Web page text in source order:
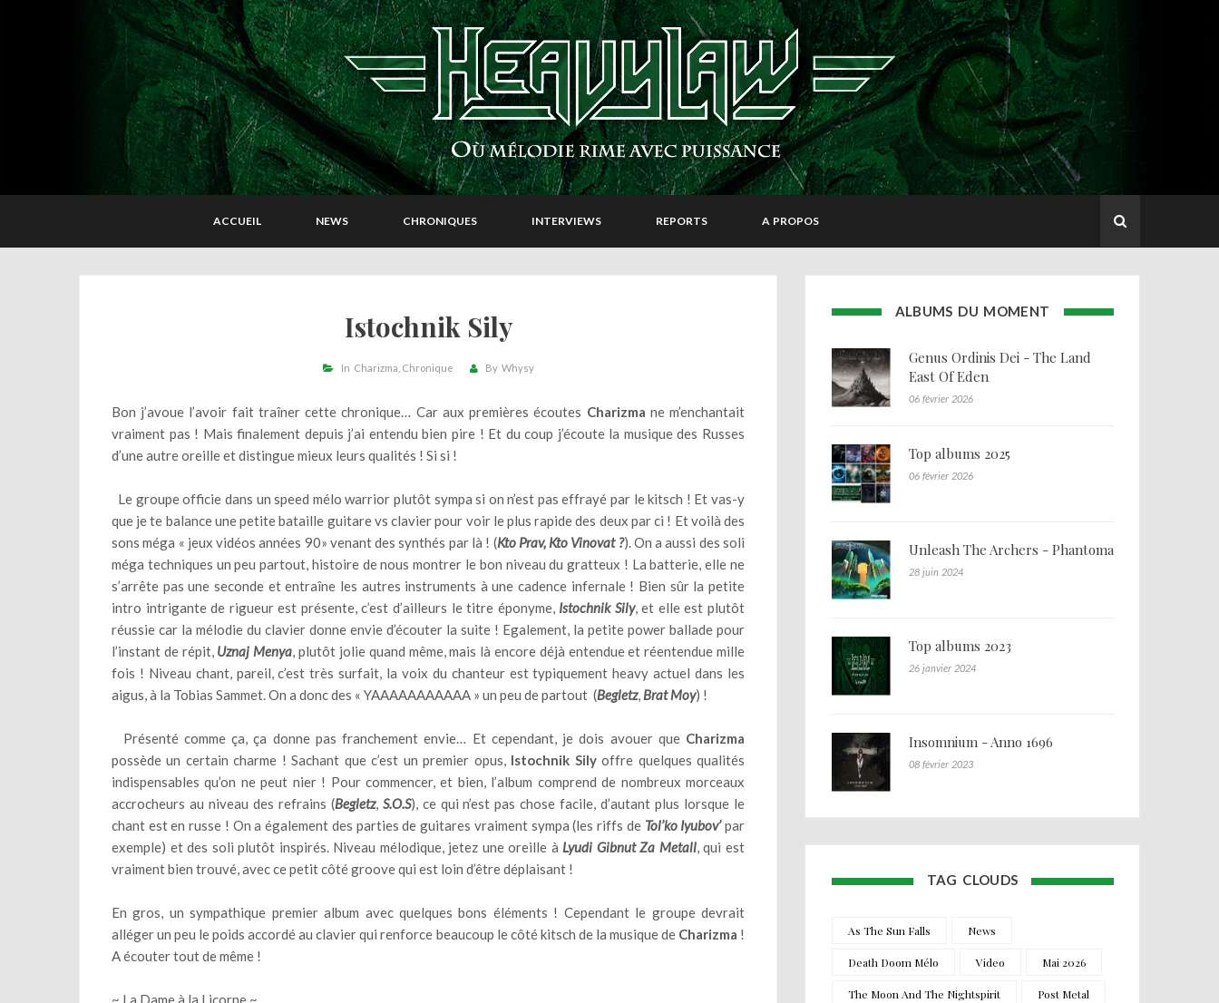
ACCUEIL NEWS CHRONIQUES INTERVIEWS REPORTS A PROPOS
Istochnik Sily
In Charizma Chronique By Whysy
Bon j’avoue l’avoir fait traîner cette chronique… Car aux premières écoutes Charizma ne m’enchantait
vraiment pas ! Mais finalement depuis j’ai entendu bien pire ! Et du coup j’écoute la musique des Russes
d’une autre oreille et distingue mieux leurs qualités ! Si si !
Le groupe officie dans un speed mélo warrior plutôt sympa si on n’est pas effrayé par le kitsch ! Et vas-y
que je te balance une petite bataille guitare vs clavier pour voir le plus rapide des deux par ci ! Et voilà des
sons méga « jeux vidéos années 90» venant des synthés par là ! (Kto Prav, Kto Vinovat ?). On a aussi des soli
méga techniques un peu partout, histoire de nous montrer le bon niveau du gratteux ! La batterie, elle ne
s’arrête pas une seconde et entraîne les autres instruments à une cadence infernale ! Bien sûr la petite
intro intrigante de rigueur est présente, c’est d’ailleurs le titre éponyme, Istochnik Sily, et elle est plutôt
réussie car la mélodie du clavier donne envie d’écouter la suite ! Egalement, la petite power ballade pour
l’instant de répit, Uznaj Menya, plutôt jolie quand même, mais là encore déjà entendue et réentendue mille
fois ! Niveau chant, pareil, c’est très surfait, la voix du chanteur est typiquement heavy actuel dans les
aigus, à la Tobias Sammet. On a donc des « YAAAAAAAAAAA » un peu de partout (Begletz, Brat Moy) !
Présenté comme ça, ça donne pas franchement envie… Et cependant, je dois avouer que Charizma
possède un certain charme ! Sachant que c’est un premier opus, Istochnik Silyoffre quelques qualités
indispensables qu’on ne peut nier ! Pour commencer, et bien, l’album comprend de nombreux morceaux
accrocheurs au niveau des refrains (Begletz, S.O.S), ce qui n’est pas chose facile, d’autant plus lorsque le
chant est en russe ! On a également des parties de guitares vraiment sympa (les riffs de Tol’ko Iyubov’par
exemple) et des soli plutôt inspirés. Niveau mélodique, jetez une oreille à Lyudi Gibnut Za Metall, qui est
vraiment bien trouvé, avec ce petit côté groove qui est loin d’être déplaisant !
En gros, un sympathique premier album avec quelques bons éléments ! Cependant le groupe devrait
alléger un peu le poids accordé au clavier qui renforce beaucoup le côté kitsch de la musique de Charizma !
A écouter tout de même !
~ La Dame à la Licorne ~
ALBUMS DU MOMENT
Genus Ordinis Dei - The Land
East Of Eden
06 février 2026
Top albums 2025
06 février 2026
Unleash The Archers - Phantoma
28 juin 2024
Top albums 2023
26 janvier 2024
Insomnium - Anno 1696
08 février 2023
TAG CLOUDS
As The Sun Falls News
Death Doom Mélo Video Mai 2026
The Moon And The Nightspirit Post Metal